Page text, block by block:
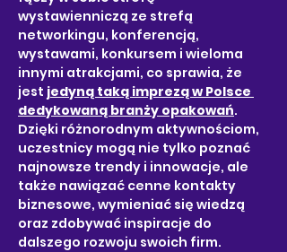
wystawienniczą ze strefą
networkingu, konferencją,
wystawami, konkursem i wieloma
innymi atrakcjami, co sprawia, że
jest jedyną taką imprezą w Polsce
dedykowaną branży opakowań.
Dzięki różnorodnym aktywnościom,
uczestnicy mogą nie tylko poznać
najnowsze trendy i innowacje, ale
także nawiązać cenne kontakty
biznesowe, wymieniać się wiedzą
oraz zdobywać inspiracje do
dalszego rozwoju swoich firm.